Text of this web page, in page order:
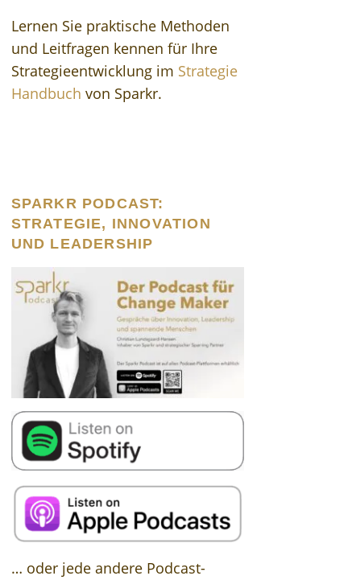
Lernen Sie praktische Methoden
und Leitfragen kennen für Ihre
Strategieentwicklung im Strategie
Handbuch von Sparkr.
SPARKR PODCAST:
STRATEGIE, INNOVATION
UND LEADERSHIP
… oder jede andere Podcast-